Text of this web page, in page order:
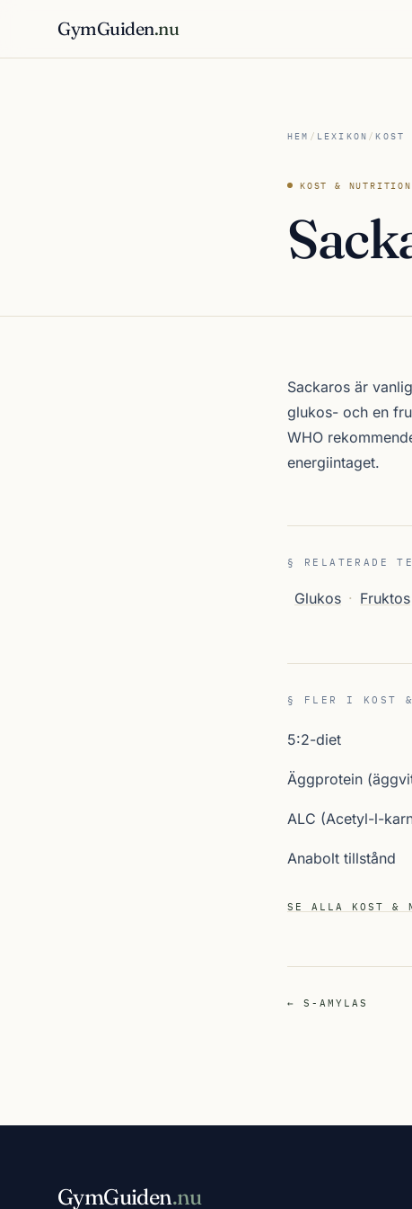
GymGuiden.nu
HEM / LEXIKON /KOST
KOST & NUTRITION
Sackaros är
glukos- och en
WHO
energiintaget.
§ RELATERADE
Glukos · Fruktos
§ FLER I KOST
5:2-diet
Äggprotein
ALC (Acetyl-l-
Anabolt tillstånd
SE ALLA KOST &
← S-AMYLAS
GymGuiden.nu